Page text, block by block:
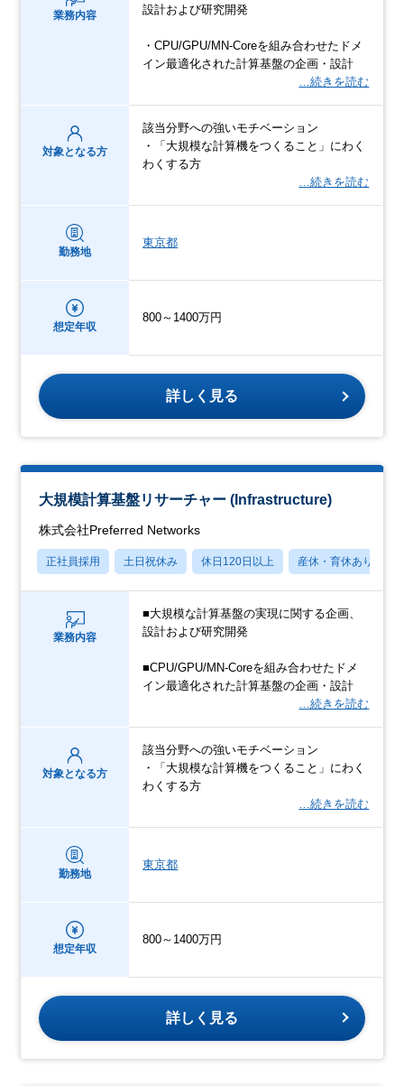
業務内容
設計および研究開発
・CPU/GPU/MN-Coreを組み合わせたドメ
イン最適化された計算基盤の企画・設計
…続きを読む
対象となる方
該当分野への強いモチベーション
・「大規模な計算機をつくること」にわく
わくする方
…続きを読む
勤務地
東京都
想定年収
800～1400万円
詳しく見る
大規模計算基盤リサーチャー (Infrastructure)
株式会社Preferred Networks
正社員採用 土日祝休み 休日120日以上 産休・育休あり
業務内容
■大規模な計算基盤の実現に関する企画、
設計および研究開発
■CPU/GPU/MN-Coreを組み合わせたドメ
イン最適化された計算基盤の企画・設計
…続きを読む
対象となる方
該当分野への強いモチベーション
・「大規模な計算機をつくること」にわく
わくする方
…続きを読む
勤務地
東京都
想定年収
800～1400万円
詳しく見る